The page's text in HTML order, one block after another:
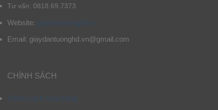
Tư vấn: 0818.69.7373
Website: giaydantuonghd.vn
Email: giaydantuonghd.vn@gmail.com
CHÍNH SÁCH
Chính sách mua hàng